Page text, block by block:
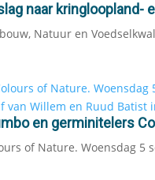
naar kringloopland-
Natuur en
en germinitelers
of Nature. Woensdag 5